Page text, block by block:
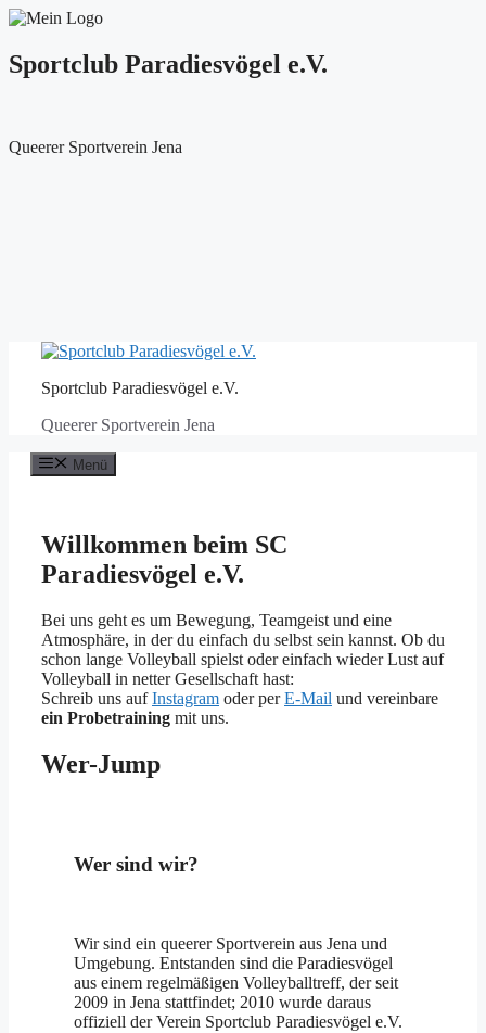
Sportclub Paradiesvögel e.V.
Queerer Sportverein Jena
springenSportclub Paradiesvögel e.V.
Queerer Sportverein Jena
Menü
Willkommen beim SC
Paradiesvögel e.V.
Bei uns geht es um Bewegung, Teamgeist und eine
Atmosphäre, in der du einfach du selbst sein kannst. Ob du
schon lange Volleyball spielst oder einfach wieder Lust auf
Volleyball in netter Gesellschaft hast:
Schreib uns aufInstagram oder perE-Mail und vereinbare
ein Probetraining mit uns.
Wer-Jump
Wer sind wir?
Wir sind ein queerer Sportverein aus Jena und
Umgebung. Entstanden sind die Paradiesvögel
aus einem regelmäßigen Volleyballtreff, der seit
2009 in Jena stattfindet; 2010 wurde daraus
offiziell der Verein Sportclub Paradiesvögel e.V.